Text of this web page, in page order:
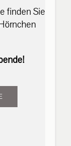
finden Sie